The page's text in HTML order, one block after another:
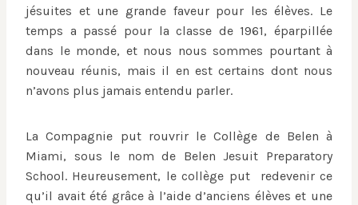
jésuites et une grande faveur pour les élèves. Le
temps a passé pour la classe de 1961, éparpillée
dans le monde, et nous nous sommes pourtant à
nouveau réunis, mais il en est certains dont nous
n’avons plus jamais entendu parler.
La Compagnie put rouvrir le Collège de Belen à
Miami, sous le nom de Belen Jesuit Preparatory
School. Heureusement, le collège put redevenir ce
qu’il avait été grâce à l’aide d’anciens élèves et une